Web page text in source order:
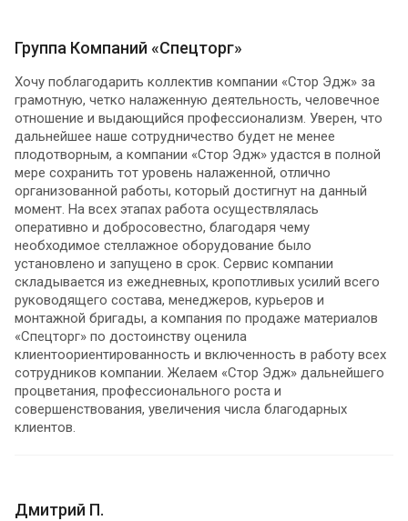
Группа Компаний «Спецторг»
Хочу поблагодарить коллектив компании «Стор Эдж» за
грамотную, четко налаженную деятельность, человечное
отношение и выдающийся профессионализм. Уверен, что
дальнейшее наше сотрудничество будет не менее
плодотворным, а компании «Стор Эдж» удастся в полной
мере сохранить тот уровень налаженной, отлично
организованной работы, который достигнут на данный
момент. На всех этапах работа осуществлялась
оперативно и добросовестно, благодаря чему
необходимое стеллажное оборудование было
установлено и запущено в срок. Сервис компании
складывается из ежедневных, кропотливых усилий всего
руководящего состава, менеджеров, курьеров и
монтажной бригады, а компания по продаже материалов
«Спецторг» по достоинству оценила
клиентоориентированность и включенность в работу всех
сотрудников компании. Желаем «Стор Эдж» дальнейшего
процветания, профессионального роста и
совершенствования, увеличения числа благодарных
клиентов.
Дмитрий П.